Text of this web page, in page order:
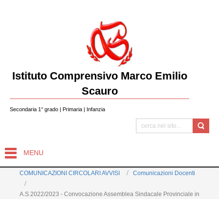
Istituto Comprensivo Marco Emilio
Scauro
Secondaria 1° grado | Primaria | Infanzia
MENU
COMUNICAZIONI CIRCOLARI AVVISI Comunicazioni Docenti
A.S.2022/2023 - Convocazione Assemblea Sindacale Provinciale in